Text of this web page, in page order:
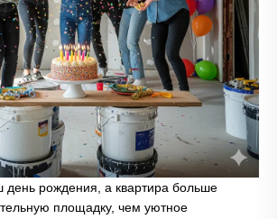
день рождения, а квартира больше
площадку, чем уютное